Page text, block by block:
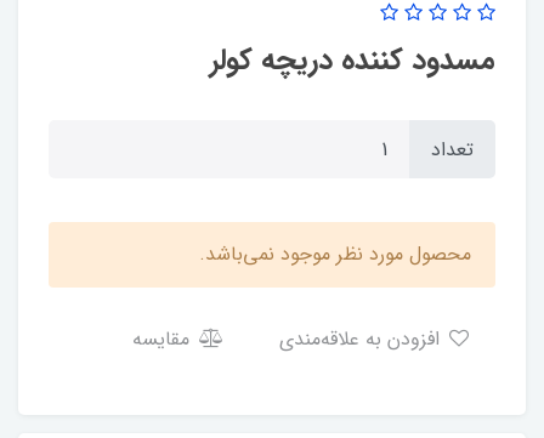
مسدود کننده دریچه کولر
تعداد
محصول مورد نظر موجود نمی‌باشد.
مقایسه